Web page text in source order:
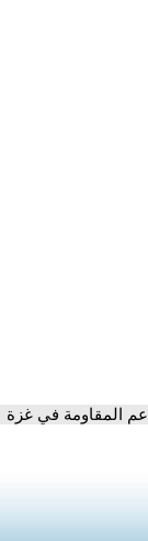
المقاومة في غزة